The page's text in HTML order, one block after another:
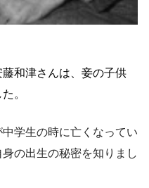
和津さんは、妾の子供
。
学生の時に亡くなってい
の出生の秘密を知りまし